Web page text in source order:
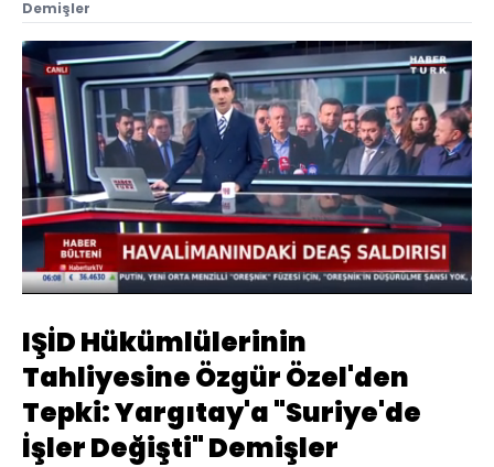
Demişler
Sesi
Aç
Yüklendi:
27.48%
Oynatma
Hızı
IŞİD Hükümlülerinin
Tahliyesine Özgür Özel'den
Tepki: Yargıtay'a "Suriye'de
İşler Değişti" Demişler